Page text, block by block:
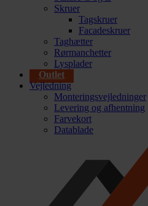
Skruer
Tagskruer
Facadeskruer
Taghætter
Rørmanchetter
Lysplader
Outlet
Vejledning
Monteringsvejledninger
Levering og afhentning
Farvekort
Datablade